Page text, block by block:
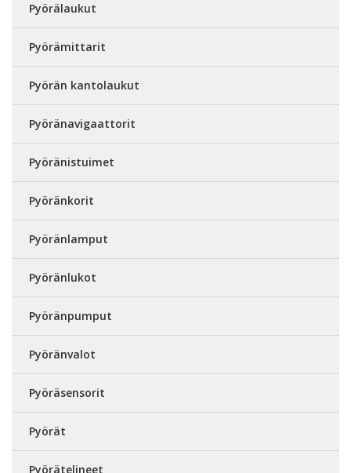
Pyörälaukut
Pyörämittarit
Pyörän kantolaukut
Pyöränavigaattorit
Pyöränistuimet
Pyöränkorit
Pyöränlamput
Pyöränlukot
Pyöränpumput
Pyöränvalot
Pyöräsensorit
Pyörät
Pyörätelineet